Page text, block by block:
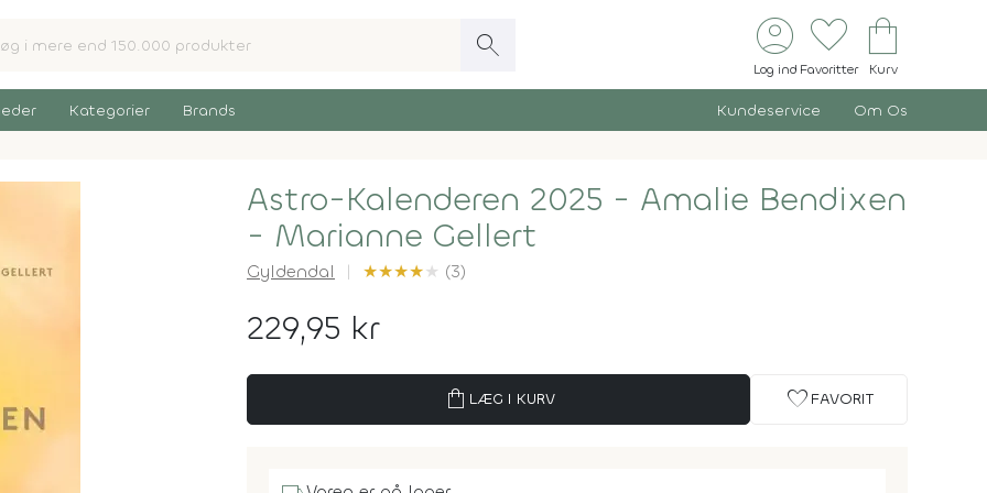
search account_circle
Log ind
favorite
Favoritter
shopping_bag
Kurv
Kategorier Brands Kundeservice Om Os
Astro-Kalenderen 2025 - Amalie Bendixen
- Marianne Gellert
Gyldendal ★★★★★ (3)
229,95 kr
shopping_bag LÆG I KURV favorite FAVORIT